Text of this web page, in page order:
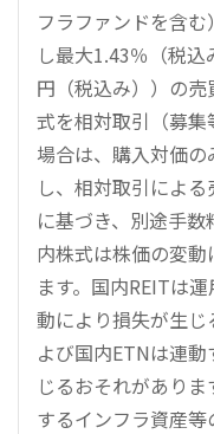
フラファンドを含
し最大1.43％（税
円（税込み））の
式を相対取引（募集
場合は、購入対価
し、相対取引によ
に基づき、別途手
内株式は株価の変
ます。国内REITは
動により損失が生じ
よび国内ETNは連
じるおそれがあり
するインフラ資産